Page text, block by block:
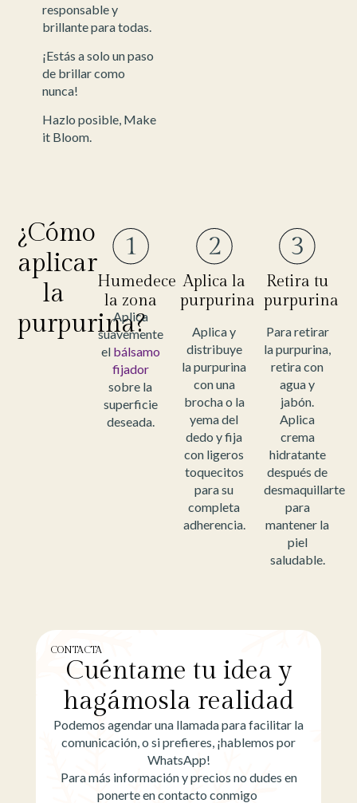
responsable y
brillante para todas.
¡Estás a solo un paso
de brillar como
nunca!
Hazlo posible, Make
it Bloom.
¿Cómo
aplicar
la
purpurina?
Humedece
la zona
Aplica
suavemente
el bálsamo
fijador
sobre la
superficie
deseada.
Aplica la
purpurina
Aplica y
distribuye
la purpurina
con una
brocha o la
yema del
dedo y fija
con ligeros
toquecitos
para su
completa
adherencia.
Retira tu
purpurina
Para retirar
la purpurina,
retira con
agua y
jabón.
Aplica
crema
hidratante
después de
desmaquillarte
para
mantener la
piel
saludable.
CONTACTA
Cuéntame tu idea y
hagámosla realidad
Podemos agendar una llamada para facilitar la
comunicación, o si prefieres, ¡hablemos por
WhatsApp!
Para más información y precios no dudes en
ponerte en contacto conmigo